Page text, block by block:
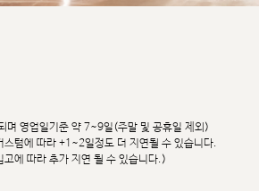
며 영업일기준 약 7~9일(주말 및 공휴일 제외)
스텀에 따라 +1~2일정도 더 지연될 수 있습니다.
고에 따라 추가 지연 될 수 있습니다.)